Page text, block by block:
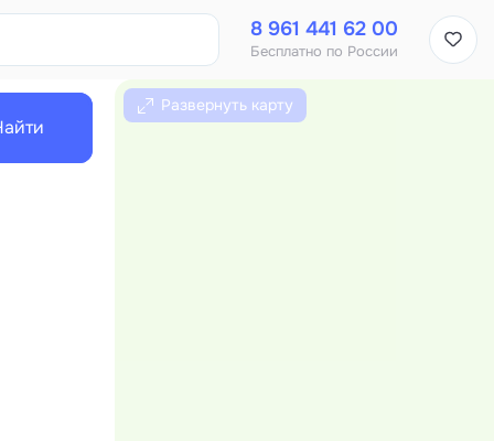
8 961 441 62 00
Бесплатно по России
Развернуть карту